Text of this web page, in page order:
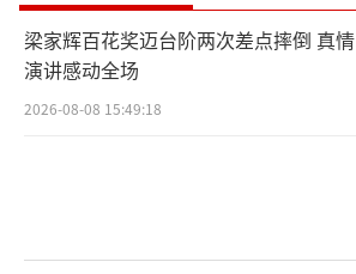
梁家辉百花奖迈台阶两次差点摔倒 真情
演讲感动全场
2026-08-08 15:49:18